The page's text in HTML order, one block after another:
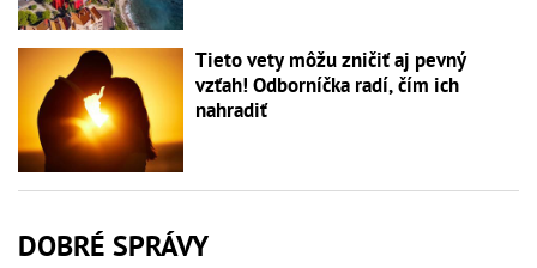
Tieto vety môžu zničiť aj pevný
vzťah! Odborníčka radí, čím ich
nahradiť
DOBRÉ SPRÁVY